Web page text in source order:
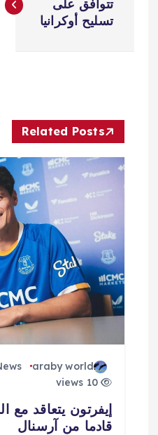
ص
م
ت
تتوافق على
تسليح أوكرانيا
Related Posts
araby world
10 views
إيفرتون يتعاقد مع
قادما من آرسنال